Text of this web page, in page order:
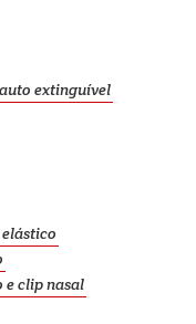
extinguível
e clip nasal